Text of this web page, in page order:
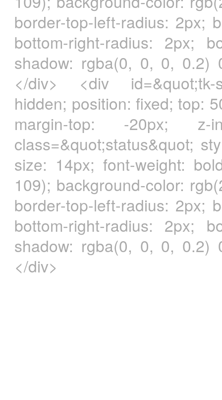
border-top-left-radius: 2px;
bottom-right-radius: 2px;
shadow: rgba(0, 0, 0, 0.2)
</div> <div id=&quot;tk-
hidden; position: fixed; top:
margin-top: -20px; z-
class=&quot;status&quot;
size: 14px; font-weight:
109); background-color:
border-top-left-radius: 2px;
bottom-right-radius: 2px;
shadow: rgba(0, 0, 0, 0.2)
</div>